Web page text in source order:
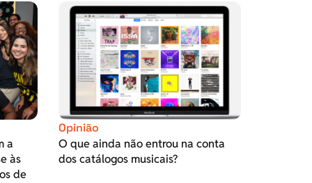
a
às
de
Opinião
O que ainda não entrou na conta
dos catálogos musicais?